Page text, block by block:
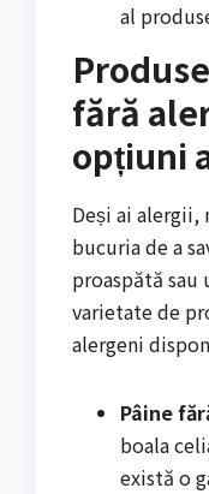
al
fără
opțiuni
Deși ai alergii,
bucuria de a
proaspătă sau
varietate de
alergeni
Pâine
boala
există o